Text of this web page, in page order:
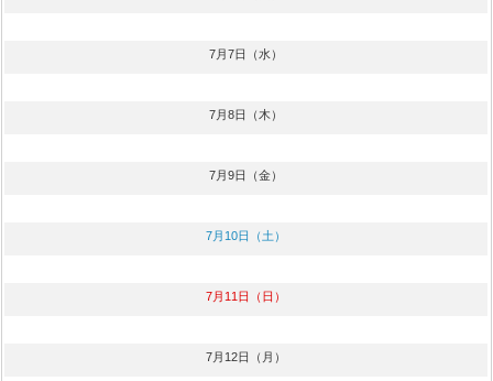
7月7日（水）
7月8日（木）
7月9日（金）
7月10日（土）
7月11日（日）
7月12日（月）